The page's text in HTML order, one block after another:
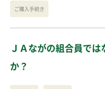
ご購入手続き
ＪＡながの組合員で
か？